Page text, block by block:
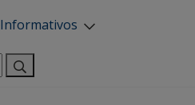
Informativos